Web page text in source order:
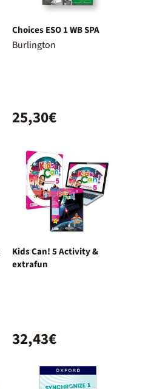
Choices ESO 1 WB SPA
Burlington
25,30€
Kids Can! 5 Activity &
extrafun
32,43€